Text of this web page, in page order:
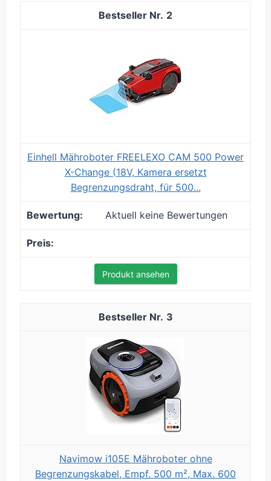
2
Einhell Mähroboter FREELEXO CAM 500 Power
X-Change (18V, Kamera ersetzt
Begrenzungsdraht, für 500...
Aktuell keine Bewertungen
Produkt ansehen
3
Navimow i105E Mähroboter ohne
Begrenzungskabel, Empf. 500 m², Max. 600